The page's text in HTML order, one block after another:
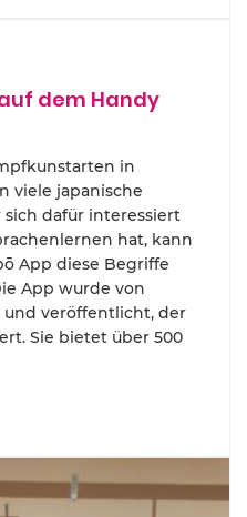
dem Handy
in
viele japanische
dafür interessiert
hat, kann
App diese Begriffe
App wurde von
und veröffentlicht, der
Sie bietet über 500